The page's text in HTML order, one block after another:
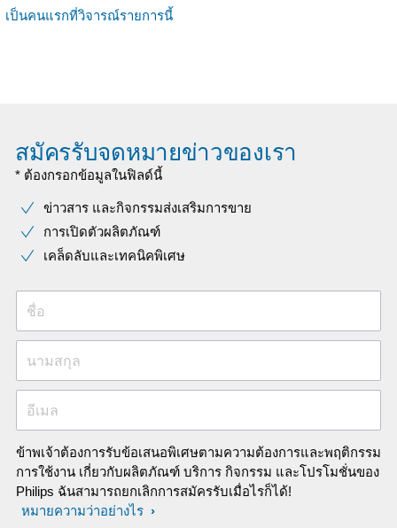
เป็นคนแรกที่วิจารณ์รายการนี้
สมัครรับจดหมายข่าวของเรา
* ต้องกรอกข้อมูลในฟิลด์นี้
ข่าวสาร และกิจกรรมส่งเสริมการขาย
การเปิดตัวผลิตภัณฑ์
เคล็ดลับและเทคนิคพิเศษ
ชื่อ
นามสกุล
อีเมล
ข้าพเจ้าต้องการรับข้อเสนอพิเศษตามความต้องการและพฤติกรรม
การใช้งาน เกี่ยวกับผลิตภัณฑ์ บริการ กิจกรรม และโปรโมชั่นของ
Philips ฉันสามารถยกเลิกการสมัครรับเมื่อไรก็ได้!
หมายความว่าอย่างไร